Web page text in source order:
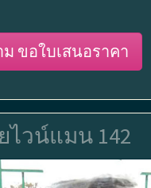
ขอใบเสนอราคา
ไวน์แมน 142